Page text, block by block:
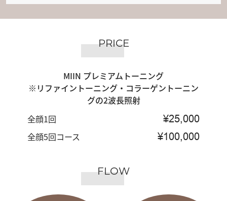
PRICE
MIIN プレミアムトーニング
※リファイントーニング・コラーゲントーニン
グの2波長照射
全顔1回
¥25,000
全顔5回コース ¥100,000
FLOW